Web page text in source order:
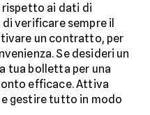
rispetto ai dati di
verificare sempre il
un contratto, per
Se desideri un
tua bolletta per una
efficace. Attiva
gestire tutto in modo